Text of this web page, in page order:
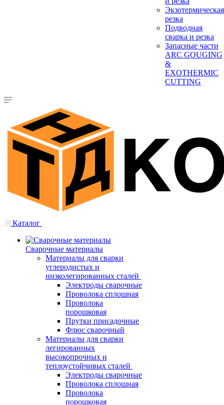
Экзотермическая
резка
Подводная
сварка и резка
Запасные части
ARC GOUGING
&
EXOTHERMIC
CUTTING
Каталог
Сварочные материалы
Материалы для сварки
углеродистых и
низколегированных сталей
Электроды сварочные
Проволока сплошная
Проволока
порошковая
Прутки присадочные
Флюс сварочный
Материалы для сварки
легированных
высокопрочных и
теплоустойчивых сталей
Электроды сварочные
Проволока сплошная
Проволока
порошковая